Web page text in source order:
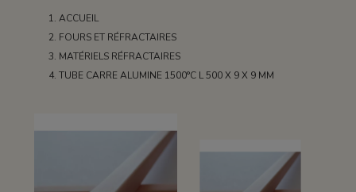
ACCUEIL
FOURS ET RÉFRACTAIRES
MATÉRIELS RÉFRACTAIRES
TUBE CARRE ALUMINE 1500°C L 500 X 9 X 9 MM